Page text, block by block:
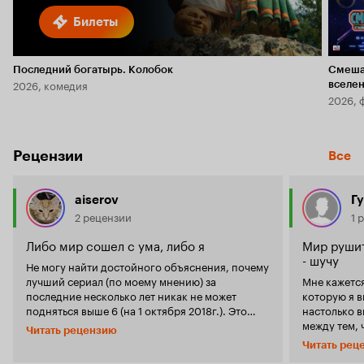
Билеты
Последний богатырь. Колобок
2026, комедия
2026,
Рецензии Все
aiserov
2 рецензии
Либо мир сошел с ума, либо я
Не могу найти достойного объяснения, почему
лучший сериал (по моему мнению) за
последние несколько лет никак не может
подняться выше 6 (на 1 октября 2018г.). Это
удивительный фильм. Сильный.
Эмоциональный. Герои сериала живут словно
Читать рецензию
1
Мир
- шучу
Мне
которую я видел. Не
настолько
между тем,
вокруг катится в
своему
Читать